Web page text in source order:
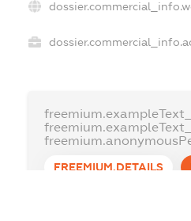
FREEMIUM.DETAILS